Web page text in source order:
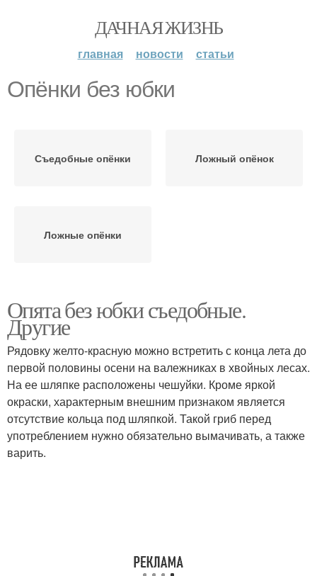
ДАЧНАЯ ЖИЗНЬ
главная новости статьи
Опёнки без юбки
Съедобные опёнки Ложный опёнок
Ложные опёнки
Опята без юбки съедобные.
Другие
Рядовку желто-красную можно встретить с конца лета до
первой половины осени на валежниках в хвойных лесах.
На ее шляпке расположены чешуйки. Кроме яркой
окраски, характерным внешним признаком является
отсутствие кольца под шляпкой. Такой гриб перед
употреблением нужно обязательно вымачивать, а также
варить.